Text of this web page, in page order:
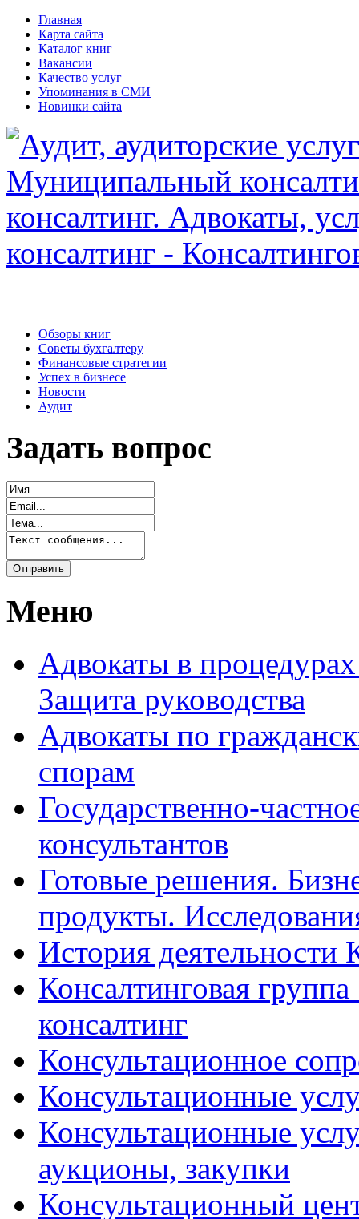
Главная
Карта сайта
Каталог книг
Вакансии
Качество услуг
Упоминания в СМИ
Новинки сайта
Обзоры книг
Советы бухгалтеру
Финансовые стратегии
Успех в бизнесе
Новости
Аудит
Задать вопрос
Меню
Адвокаты в
Защита руководства
Адвокаты по
спорам
Государственно-
консультантов
Готовые решения.
продукты.
История деятельности
Консалтинговая
консалтинг
Консультационное
Консультационные
Консультационные
аукционы, закупки
Консультационный